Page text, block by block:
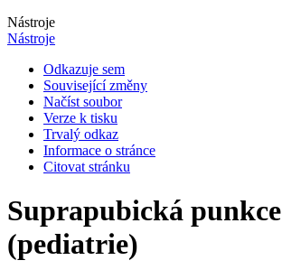
Nástroje
Nástroje
Odkazuje sem
Související změny
Načíst soubor
Verze k tisku
Trvalý odkaz
Informace o stránce
Citovat stránku
Suprapubická punkce
(pediatrie)